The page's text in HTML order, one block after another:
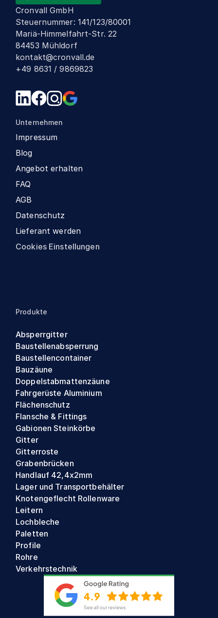
Cronvall GmbH
Steuernummer: 141/123/80001
Mariä-Himmelfahrt-Str. 22
84453 Mühldorf
kontakt@cronvall.de
+49 8631 / 9869823
Unternehmen
Impressum
Blog
Angebot erhalten
FAQ
AGB
Datenschutz
Lieferant werden
Cookies Einstellungen
Produkte
Absperrgitter
Baustellenabsperrung
Baustellencontainer
Bauzäune
Doppelstabmattenzäune
Fahrgerüste Aluminium
Flächenschutz
Flansche & Fittings
Gabionen Steinkörbe
Gitter
Gitterroste
Grabenbrücken
Handlauf 42,4x2mm
Lager und Transportbehälter
Knotengeflecht Rollenware
Leitern
Lochbleche
Paletten
Profile
Rohre
Verkehrstechnik